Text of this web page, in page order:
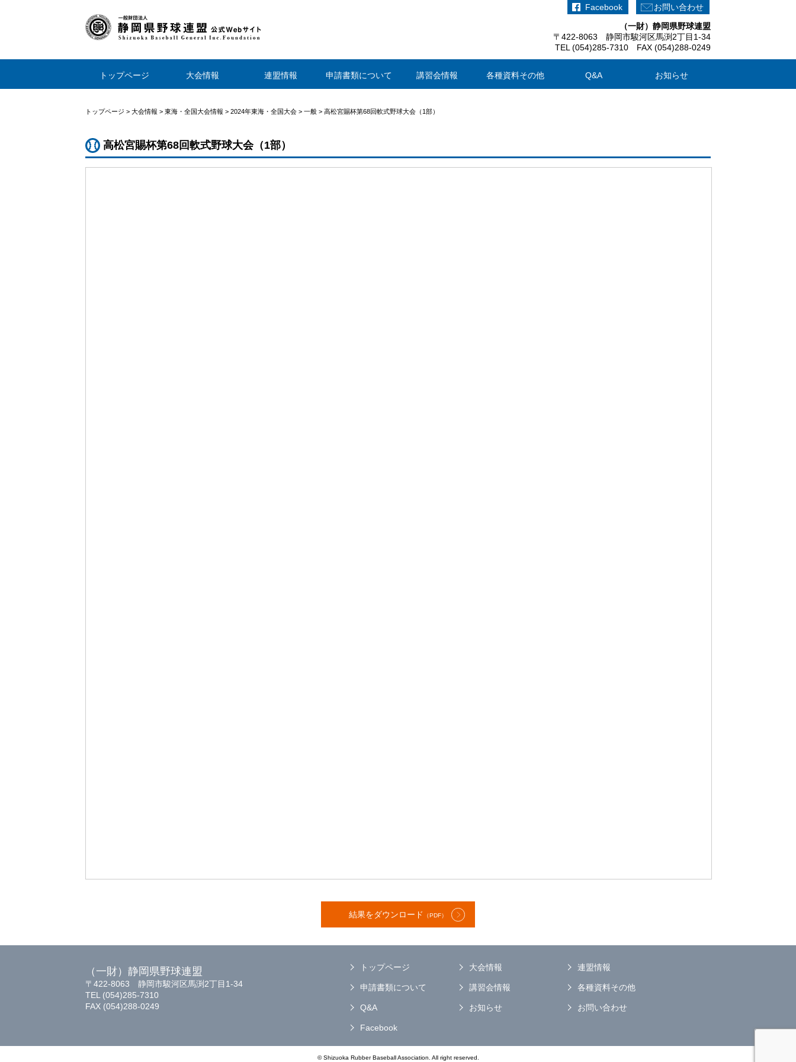
Facebook
お問い合わせ
（一財）静岡県野球連盟
〒422-8063 静岡市駿河区馬渕2丁目1-34
TEL (054)285-7310 FAX (054)288-0249
トップページ 大会情報 連盟情報 申請書類について 講習会情報 各種資料その他 Q&A お知らせ
トップページ > 大会情報 > 東海・全国大会情報 > 2024年東海・全国大会 > 一般 > 高松宮賜杯第68回軟式野球大会（1部）
高松宮賜杯第68回軟式野球大会（1部）
結果をダウンロード （PDF）
（一財）静岡県野球連盟
〒422-8063 静岡市駿河区馬渕2丁目1-34
TEL (054)285-7310
FAX (054)288-0249
トップページ 大会情報 連盟情報
申請書類について 講習会情報 各種資料その他
Q&A お知らせ お問い合わせ
Facebook
© Shizuoka Rubber Baseball Association. All right reserved.